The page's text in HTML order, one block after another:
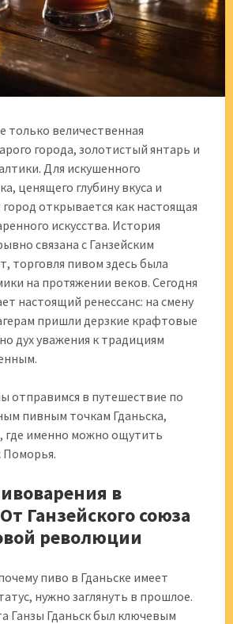
только величественная
города, золотистый янтарь и
Для искушенного
ценящего глубину вкуса и
открывается как настоящая
искусства. История
связана с Ганзейским
торговля пивом здесь была
на протяжении веков. Сегодня
настоящий ренессанс: на смену
пришли дерзкие крафтовые
дух уважения к традициям
отправимся в путешествие по
пивным точкам Гданьска,
где именно можно ощутить
Поморья.
в
Ганзейского союза
революции
пиво в Гданьске имеет
нужно заглянуть в прошлое.
Ганзы Гданьск был ключевым